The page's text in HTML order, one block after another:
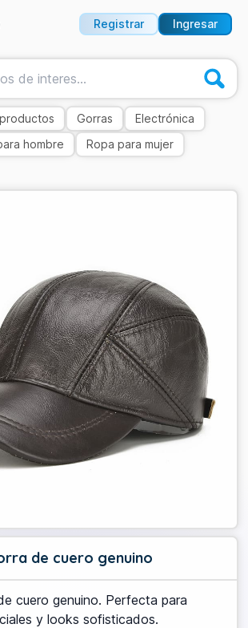
Registrar Ingresar
Gorras
Electrónica
hombre
Ropa para mujer
de cuero genuino
cuero genuino. Perfecta para
y looks sofisticados.